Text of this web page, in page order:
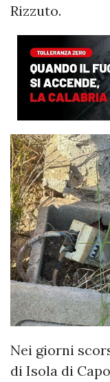
Rizzuto.
Nei giorni
di Isola di